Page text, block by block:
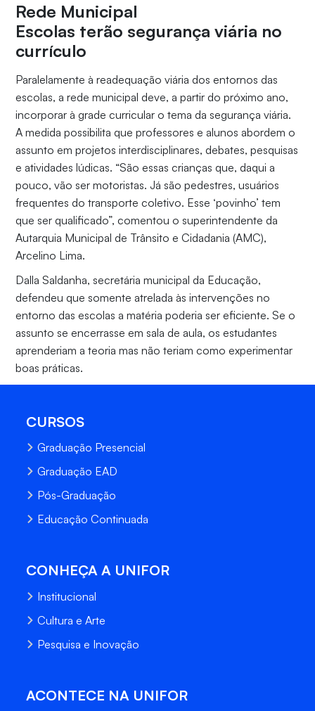
Rede Municipal
Escolas terão segurança viária no
currículo
Paralelamente à readequação viária dos entornos das
escolas, a rede municipal deve, a partir do próximo ano,
incorporar à grade curricular o tema da segurança viária.
A medida possibilita que professores e alunos abordem o
assunto em projetos interdisciplinares, debates, pesquisas
e atividades lúdicas. “São essas crianças que, daqui a
pouco, vão ser motoristas. Já são pedestres, usuários
frequentes do transporte coletivo. Esse ‘povinho’ tem
que ser qualificado”, comentou o superintendente da
Autarquia Municipal de Trânsito e Cidadania (AMC),
Arcelino Lima.
Dalla Saldanha, secretária municipal da Educação,
defendeu que somente atrelada às intervenções no
entorno das escolas a matéria poderia ser eficiente. Se o
assunto se encerrasse em sala de aula, os estudantes
aprenderiam a teoria mas não teriam como experimentar
boas práticas.
CURSOS
Graduação Presencial
Graduação EAD
Pós-Graduação
Educação Continuada
CONHEÇA A UNIFOR
Institucional
Cultura e Arte
Pesquisa e Inovação
ACONTECE NA UNIFOR